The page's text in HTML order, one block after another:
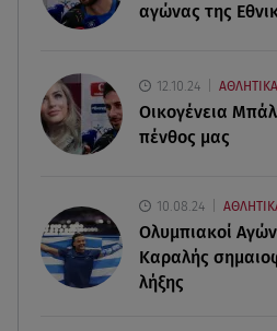
06.08.26 , 20:49
06.08.26 , 20:25
Πώς επικοινωνούν τα
06.08.26 , 20:16
Αθηνά Οικονομάκου από
«Έσκασε όλη η κούραση του
αγώνας της
12.10.24 ΑΘΛΗΤΙΚΑ
Οικογένεια
πένθος μας
10.08.24
Ολυμπιακοί
Καραλής
λήξης